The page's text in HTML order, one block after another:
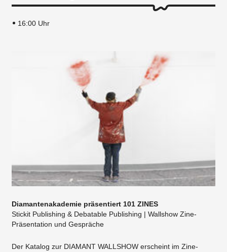
16:00 Uhr
Diamantenakademie präsentiert 101 ZINES
Stickit Publishing & Debatable Publishing | Wallshow Zine-
Präsentation und Gespräche
Der Katalog zur DIAMANT WALLSHOW erscheint im Zine-